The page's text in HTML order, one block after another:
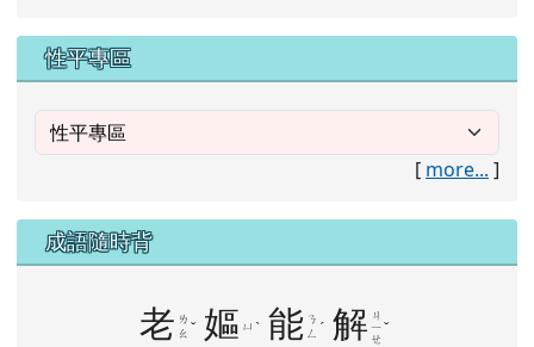
性平專區
[ more... ]
成語隨時背
老 ㄌ
ㄠ ˇ 嫗 ㄩ ˋ 能 ㄋ
ㄥ
ˊ 解 ㄐ
ㄧ
ㄝ
ˇ